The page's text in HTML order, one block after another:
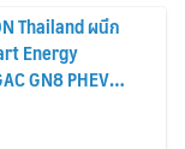
Thailand ผนึก
Energy
GN8 PHEV
มียม เข้ากับ
ยในบ้าน